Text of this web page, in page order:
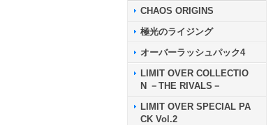
CHAOS ORIGINS
極光のライジング
オーバーラッシュパック4
LIMIT OVER COLLECTIO
N －THE RIVALS－
LIMIT OVER SPECIAL PA
CK Vol.2